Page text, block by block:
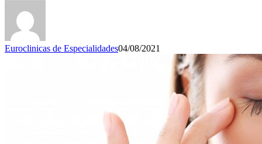
Euroclinicas de Especialidades04/08/2021